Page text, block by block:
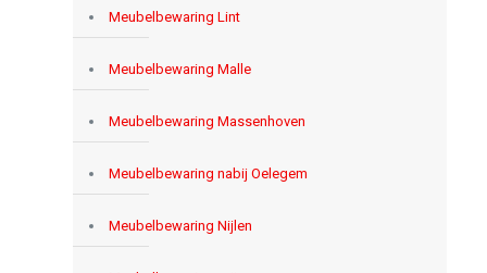
Meubelbewaring Lint
Meubelbewaring Malle
Meubelbewaring Massenhoven
Meubelbewaring nabij Oelegem
Meubelbewaring Nijlen